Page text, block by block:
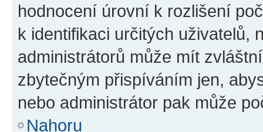
hodnocení úrovní k rozlišení
k identifikaci určitých uživatelů,
administrátorů může mít
zbytečným přispíváním jen,
nebo administrátor pak může
Nahoru